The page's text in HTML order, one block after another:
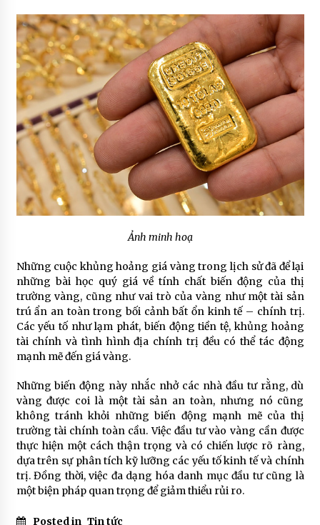
Ảnh minh hoạ
Những cuộc khủng hoảng giá vàng trong lịch sử đã để lại
những bài học quý giá về tính chất biến động của thị
trường vàng, cũng như vai trò của vàng như một tài sản
trú ẩn an toàn trong bối cảnh bất ổn kinh tế – chính trị.
Các yếu tố như lạm phát, biến động tiền tệ, khủng hoảng
tài chính và tình hình địa chính trị đều có thể tác động
mạnh mẽ đến giá vàng.
Những biến động này nhắc nhở các nhà đầu tư rằng, dù
vàng được coi là một tài sản an toàn, nhưng nó cũng
không tránh khỏi những biến động mạnh mẽ của thị
trường tài chính toàn cầu. Việc đầu tư vào vàng cần được
thực hiện một cách thận trọng và có chiến lược rõ ràng,
dựa trên sự phân tích kỹ lưỡng các yếu tố kinh tế và chính
trị. Đồng thời, việc đa dạng hóa danh mục đầu tư cũng là
một biện pháp quan trọng để giảm thiểu rủi ro.
Posted in Tin tức